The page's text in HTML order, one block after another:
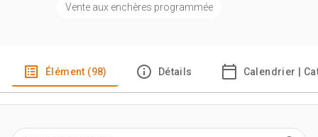
Vente aux enchères programmée
Élément (98) Détails Calendrier |